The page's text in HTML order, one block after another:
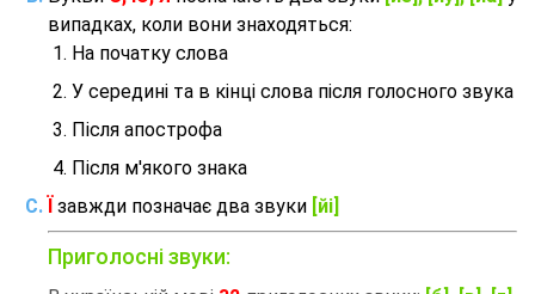
випадках, коли вони знаходяться:
На початку слова
У середині та в кінці слова після голосного звука
Після апострофа
Після м'якого знака
завжди позначає два звуки [йі]
Приголосні звуки: